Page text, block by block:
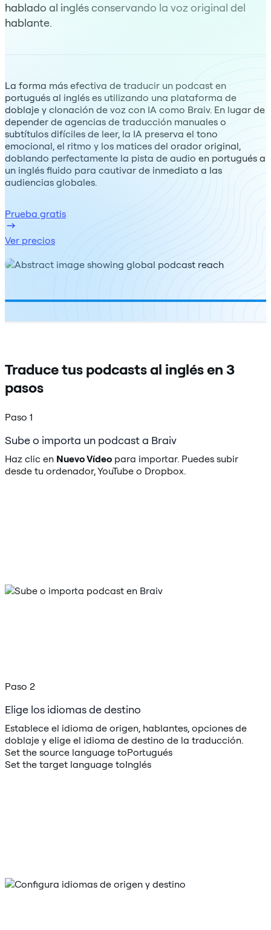
hablado al inglés conservando la voz original del
hablante.
La forma más efectiva de traducir un podcast en
portugués al inglés es utilizando una plataforma de
doblaje y clonación de voz con IA como Braiv. En lugar de
depender de agencias de traducción manuales o
subtítulos difíciles de leer, la IA preserva el tono
emocional, el ritmo y los matices del orador original,
doblando perfectamente la pista de audio en portugués a
un inglés fluido para cautivar de inmediato a las
audiencias globales.
Prueba gratis
Ver precios
Traduce tus podcasts al inglés en 3
pasos
Paso 1
Sube o importa un podcast a Braiv
Haz clic en Nuevo Vídeo para importar. Puedes subir
desde tu ordenador, YouTube o Dropbox.
Paso 2
Elige los idiomas de destino
Establece el idioma de origen, hablantes, opciones de
doblaje y elige el idioma de destino de la traducción.
Set the source language toPortugués
Set the target language toInglés